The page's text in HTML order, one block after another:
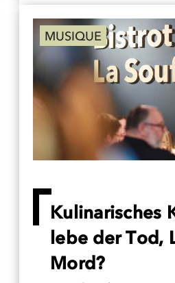
MUSIQUE
Kulinarisches
lebe der Tod,
Mord?